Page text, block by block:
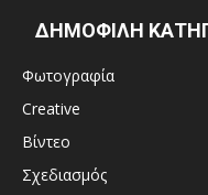
ΔΗΜΟΦΙΛΗ
Φωτογραφία
Creative
Βίντεο
Σχεδιασμός